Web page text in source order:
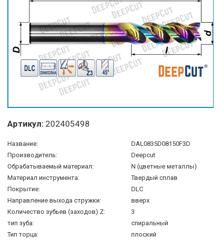
Артикул: 202405498
Название:
DAL0835D08150F3D
Производитель:
Deepcut
Обрабатываемый материал:
N (цветные металлы)
Материал инструмента:
Твердый сплав
Покрытие:
DLC
Направление выхода стружки:
вверх
Количество зубьев (заходов) Z:
3
тип зуба:
спиральный
Тип торца:
плоский